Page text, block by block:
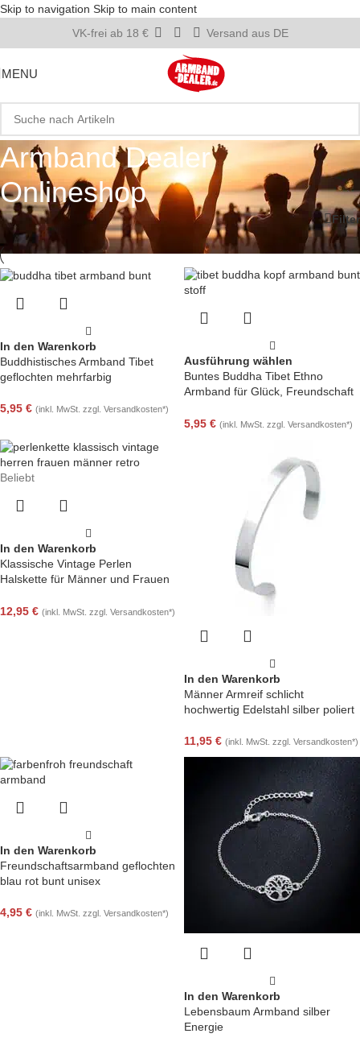
Skip to navigation Skip to main content
VK-frei ab 18 €
Versand aus DE
MENU
Armband Dealer
Onlineshop
Startseite Filter
In den Warenkorb
Buddhistisches Armband Tibet
geflochten mehrfarbig
5,95 € (inkl. MwSt. zzgl. Versandkosten*)
Ausführung wählen
Buntes Buddha Tibet Ethno
Armband für Glück, Freundschaft
5,95 € (inkl. MwSt. zzgl. Versandkosten*)
Beliebt
In den Warenkorb
Klassische Vintage Perlen
Halskette für Männer und Frauen
12,95 € (inkl. MwSt. zzgl. Versandkosten*)
In den Warenkorb
Männer Armreif schlicht
hochwertig Edelstahl silber poliert
11,95 € (inkl. MwSt. zzgl. Versandkosten*)
In den Warenkorb
Freundschaftsarmband geflochten
blau rot bunt unisex
4,95 € (inkl. MwSt. zzgl. Versandkosten*)
In den Warenkorb
Lebensbaum Armband silber
Energie